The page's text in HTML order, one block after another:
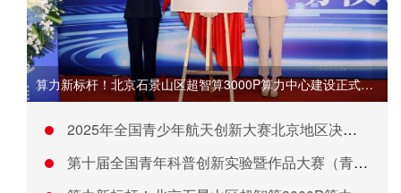
算力新标杆！北京石景山区超智算3000P算力中心建设正式启动
2025年全国青少年航天创新大赛北京地区决赛开幕
第十届全国青年科普创新实验暨作品大赛（青海赛区）圆满结束